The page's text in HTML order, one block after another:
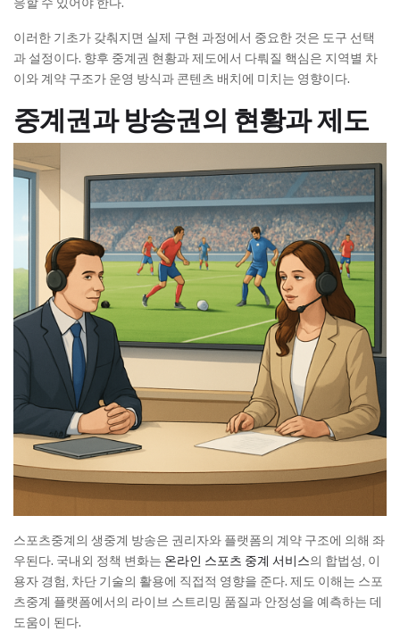
응할 수 있어야 한다.
이러한 기초가 갖춰지면 실제 구현 과정에서 중요한 것은 도구 선택
과 설정이다. 향후 중계권 현황과 제도에서 다뤄질 핵심은 지역별 차
이와 계약 구조가 운영 방식과 콘텐츠 배치에 미치는 영향이다.
중계권과 방송권의 현황과 제도
스포츠중계의 생중계 방송은 권리자와 플랫폼의 계약 구조에 의해 좌
우된다. 국내외 정책 변화는 온라인 스포츠 중계 서비스의 합법성, 이
용자 경험, 차단 기술의 활용에 직접적 영향을 준다. 제도 이해는 스포
츠중계 플랫폼에서의 라이브 스트리밍 품질과 안정성을 예측하는 데
도움이 된다.